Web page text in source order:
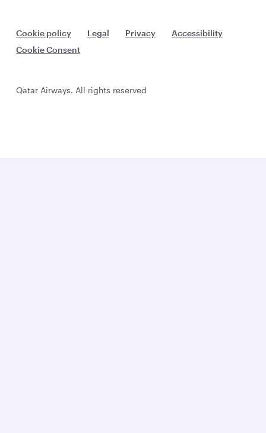
Cookie policy Legal Privacy
Accessibility
Cookie Consent
Qatar Airways. All rights reserved